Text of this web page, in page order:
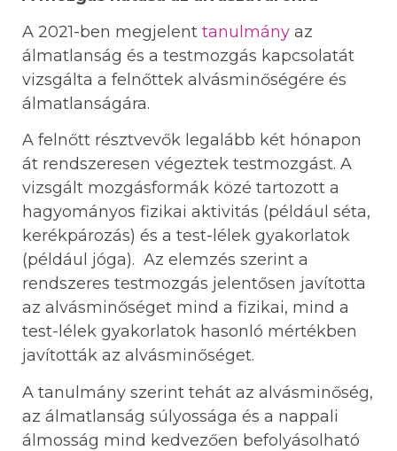
A 2021-ben megjelent tanulmány az
álmatlanság és a testmozgás kapcsolatát
vizsgálta a felnőttek alvásminőségére és
álmatlanságára.
A felnőtt résztvevők legalább két hónapon
át rendszeresen végeztek testmozgást. A
vizsgált mozgásformák közé tartozott a
hagyományos fizikai aktivitás (például séta,
kerékpározás) és a test-lélek gyakorlatok
(például jóga). Az elemzés szerint a
rendszeres testmozgás jelentősen javította
az alvásminőséget mind a fizikai, mind a
test-lélek gyakorlatok hasonló mértékben
javították az alvásminőséget.
A tanulmány szerint tehát az alvásminőség,
az álmatlanság súlyossága és a nappali
álmosság mind kedvezően befolyásolható